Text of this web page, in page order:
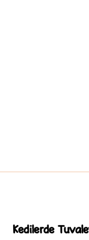
Kedilerde